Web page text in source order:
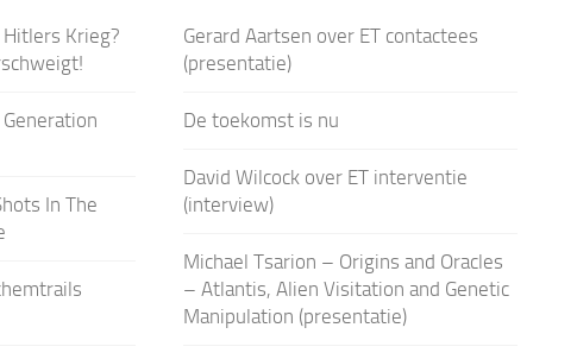
Krieg?
In The
Gerard Aartsen over ET contactees
(presentatie)
De toekomst is nu
David Wilcock over ET interventie
(interview)
Michael Tsarion – Origins and Oracles
– Atlantis, Alien Visitation and Genetic
Manipulation (presentatie)